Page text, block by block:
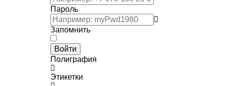
Пароль
Запомнить
Войти
Полиграфия
Этикетки